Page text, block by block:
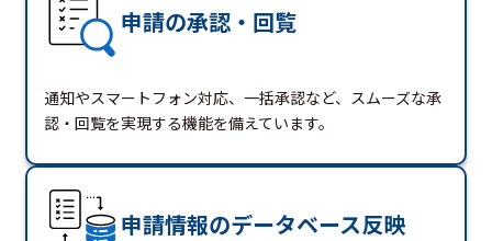
申請の承認・回覧
通知やスマートフォン対応、一括承認など、スムーズな承
認・回覧を実現する機能を備えています。
申請情報のデータベース反映